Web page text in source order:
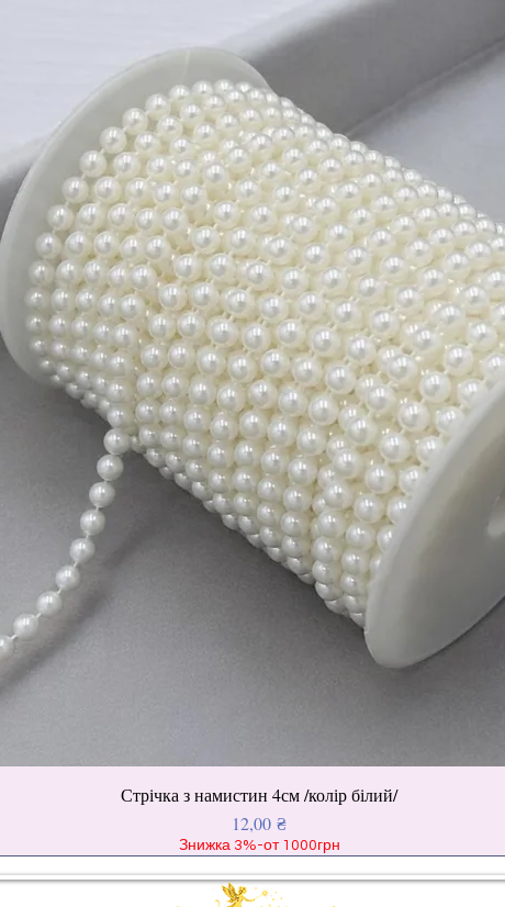
Стрічка з намистин 4см /колір білий/
Ціна
12,00 ₴
Знижка 3%-от 1000грн